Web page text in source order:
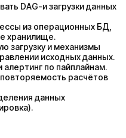
DAG-и загрузки данных
из операционных БД,
хранилище.
загрузку и механизмы
исходных данных.
алертинг по пайплайнам.
расчётов
данных